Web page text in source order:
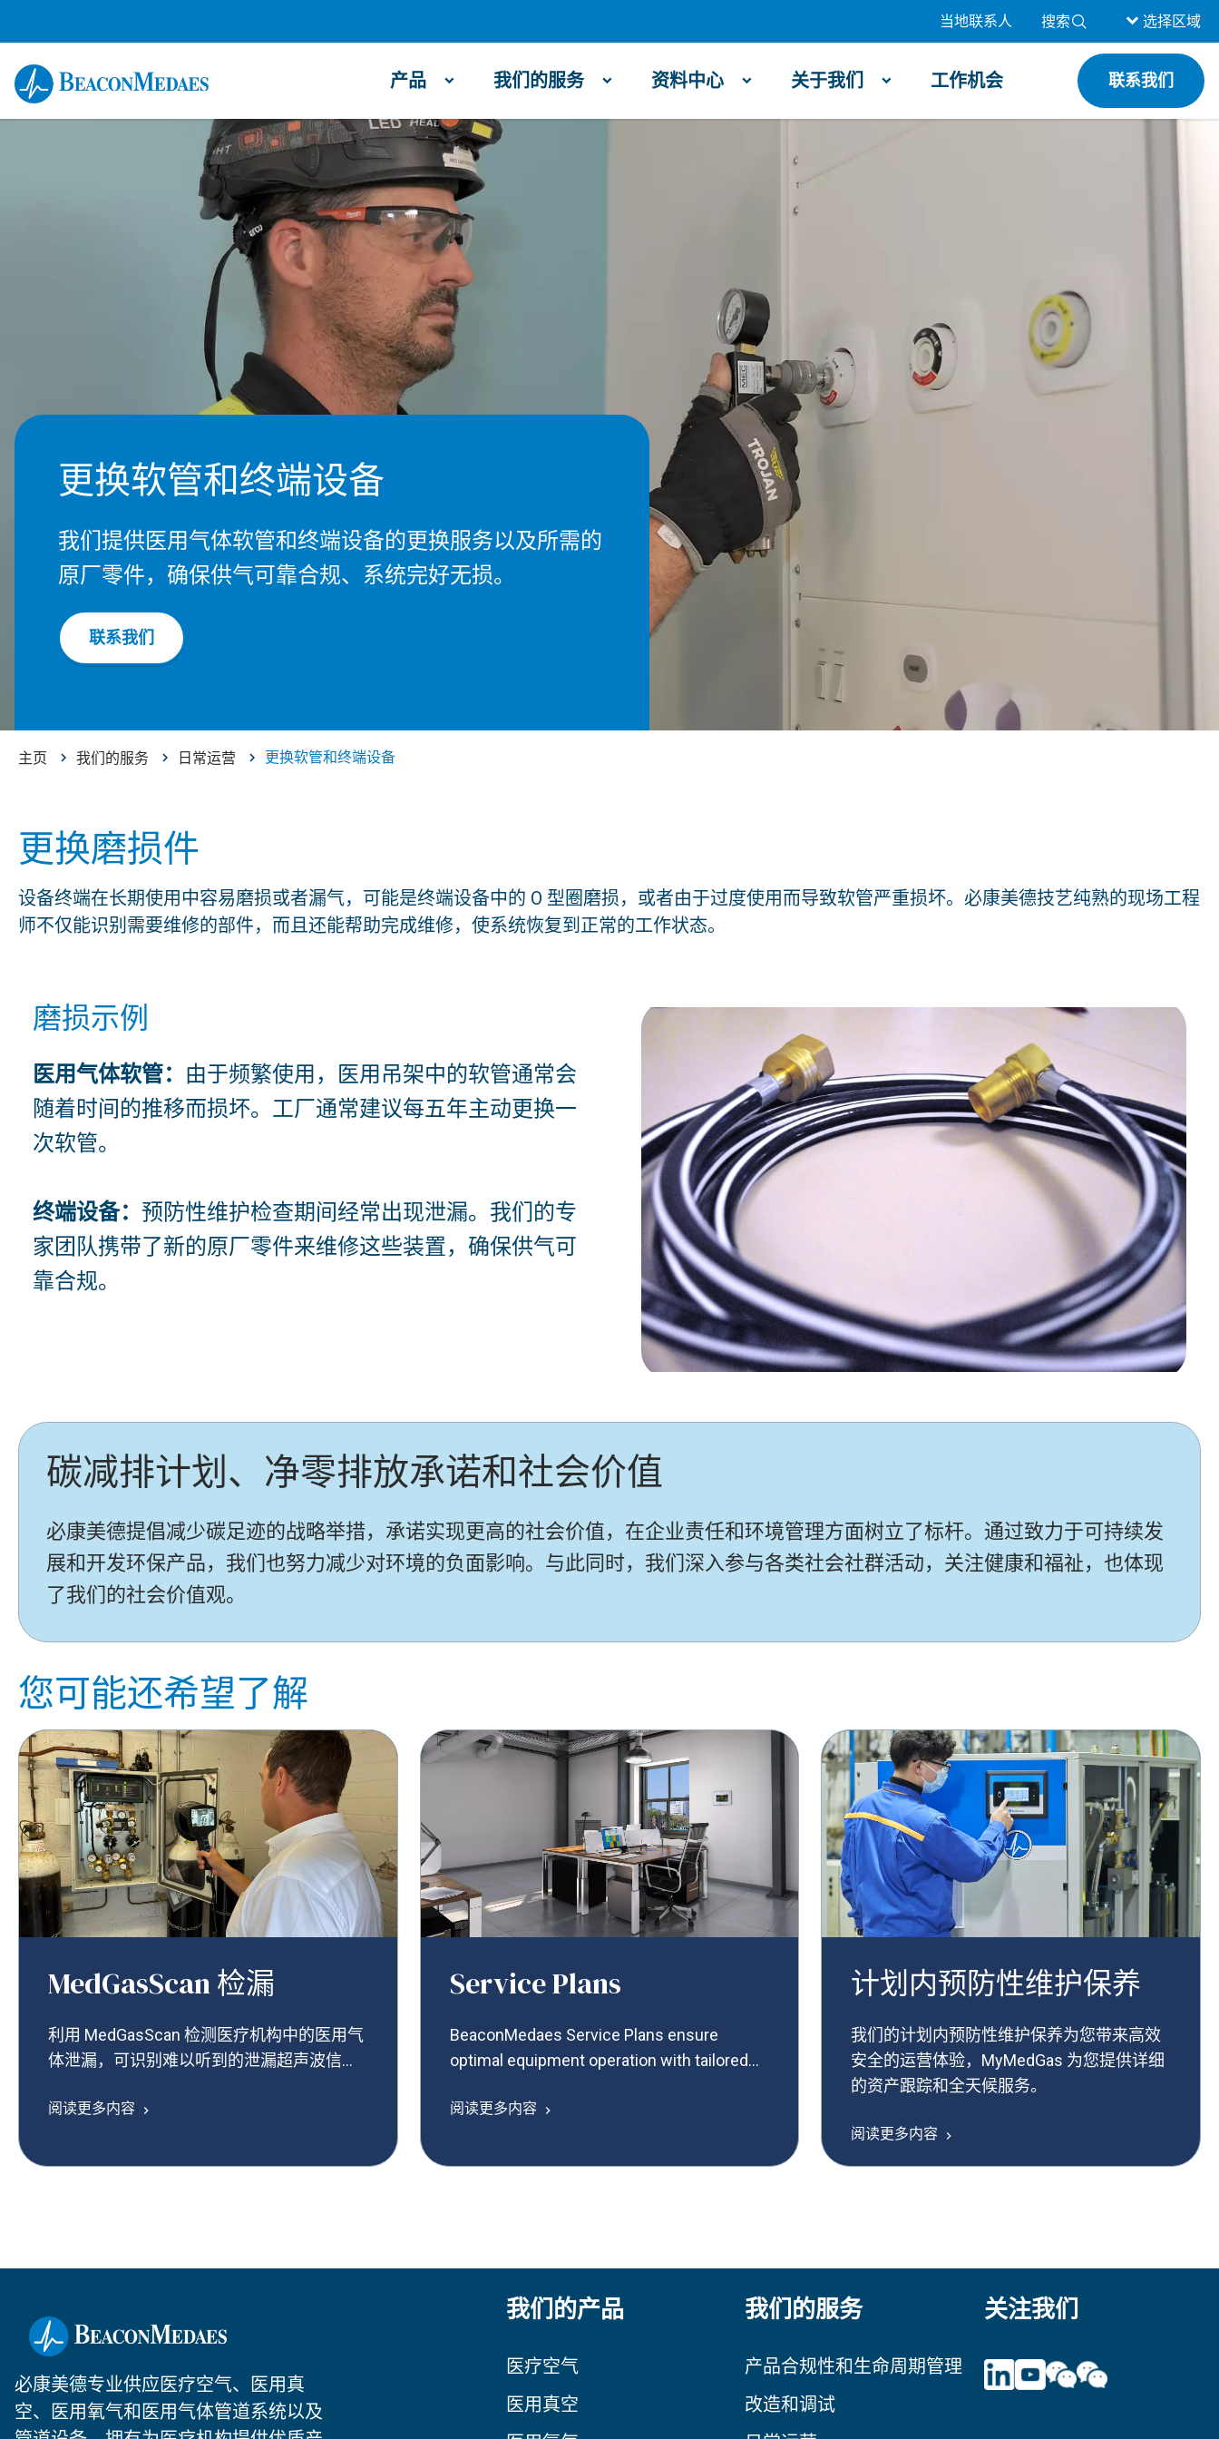
当地联系人 搜索 选择区域
产品 我们的服务 资料中心 关于我们 工作机会 联系我们
更换软管和终端设备
我们提供医用气体软管和终端设备的更换服务以及所需的
原厂零件，确保供气可靠合规、系统完好无损。
联系我们
主页 我们的服务 日常运营 更换软管和终端设备
更换磨损件
设备终端在长期使用中容易磨损或者漏气，可能是终端设备中的 O 型圈磨损，或者由于过度使用而导致软管严重损坏。必康美德技艺纯熟的现场工程
师不仅能识别需要维修的部件，而且还能帮助完成维修，使系统恢复到正常的工作状态。
磨损示例
医用气体软管： 由于频繁使用，医用吊架中的软管通常会
随着时间的推移而损坏。工厂通常建议每五年主动更换一
次软管。
终端设备： 预防性维护检查期间经常出现泄漏。我们的专
家团队携带了新的原厂零件来维修这些装置，确保供气可
靠合规。
碳减排计划、净零排放承诺和社会价值
必康美德提倡减少碳足迹的战略举措，承诺实现更高的社会价值，在企业责任和环境管理方面树立了标杆。通过致力于可持续发
展和开发环保产品，我们也努力减少对环境的负面影响。与此同时，我们深入参与各类社会社群活动，关注健康和福祉，也体现
了我们的社会价值观。
您可能还希望了解
MedGasScan 检漏
利用 MedGasScan 检测医疗机构中的医用气
体泄漏，可识别难以听到的泄漏超声波信
阅读更多内容
Service Plans
BeaconMedaes Service Plans ensure
optimal equipment operation with tailored
for superior patient care.
阅读更多内容
计划内预防性维护保养
我们的计划内预防性维护保养为您带来高效
安全的运营体验，MyMedGas 为您提供详细
的资产跟踪和全天候服务。
阅读更多内容
必康美德专业供应医疗空气、医用真
空、医用氧气和医用气体管道系统以及
我们的产品
医疗空气
医用真空
我们的服务
产品合规性和生命周期管理
改造和调试
关注我们